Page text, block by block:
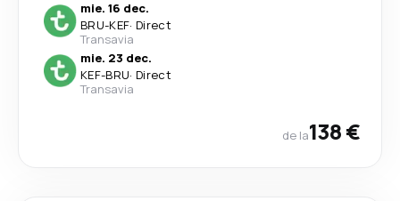
mie. 16 dec.
BRU-KEF· Direct
Transavia
mie. 23 dec.
KEF-BRU· Direct
Transavia
de la138 €